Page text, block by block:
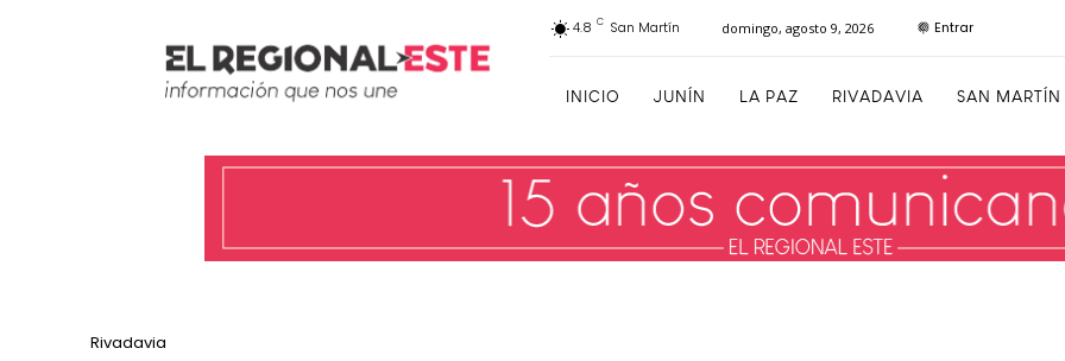
4.8 C San Martín domingo, agosto 9, 2026 Entrar
INICIO JUNÍN LA PAZ RIVADAVIA SAN MARTÍN
Rivadavia